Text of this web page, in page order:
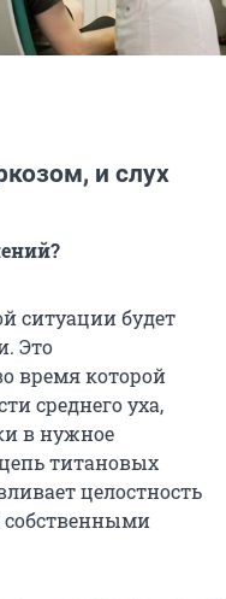
и слух
ситуации будет
Это
время которой
среднего уха,
в нужное
титановых
целостность
собственными